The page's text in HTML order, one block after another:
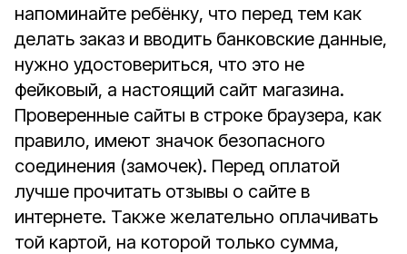
напоминайте ребёнку, что перед тем как
делать заказ и вводить банковские данные,
нужно удостовериться, что это не
фейковый, а настоящий сайт магазина.
Проверенные сайты в строке браузера, как
правило, имеют значок безопасного
соединения (замочек). Перед оплатой
лучше прочитать отзывы о сайте в
интернете. Также желательно оплачивать
той картой, на которой только сумма,